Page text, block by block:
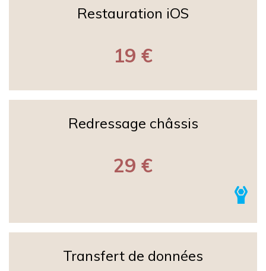
Restauration iOS
19 €
Redressage châssis
29 €
Transfert de données